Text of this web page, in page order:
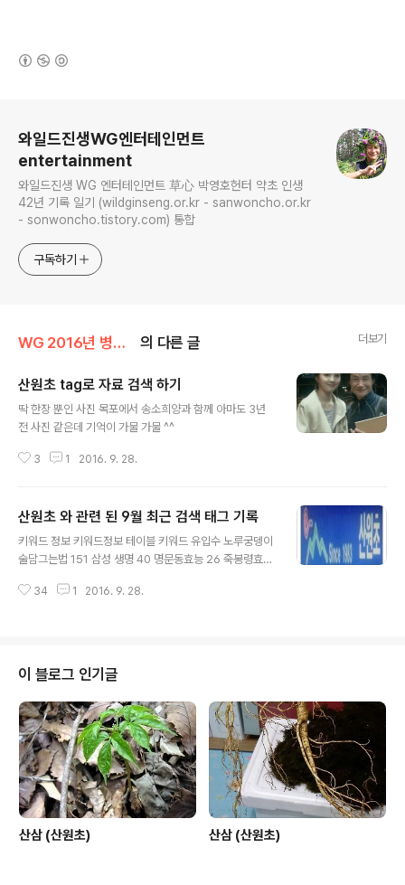
와일드진생WG엔터테인먼트
entertainment
와일드진생 WG 엔터테인먼트 草心 박영호헌터 약초 인생
42년 기록 일기 (wildginseng.or.kr - sanwoncho.or.kr
- sonwoncho.tistory.com) 통합
구독하기
WG 2016년 병신년 기록 의 다른 글 더보기
산원초 tag로 자료 검색 하기
딱 한장 뿐인 사진 목포에서 송소희양과 함께 아마도 3년
전 사진 같은데 기억이 가물 가물 ^^
3 1 2016. 9. 28.
산원초 와 관련 된 9월 최근 검색 태그 기록
키워드 정보 키워드정보 테이블 키워드 유입수 노루궁뎅이
술담그는법 151 삼성 생명 40 명문동효능 26 죽봉령효능
2 망게효능 21 망게의효능 21 망게나무효능 21 죽봉령의
옥고의효능 10 하늘타리담금주효능 10 생생정보 이피디
이름 10 쌍두사 가격 9 산삼공진단가격 9 영지버섯술효능
9 생생정보통 이피디 여자 9 지취효능 8 지취의효능 8 상
황버섯 종류 8 제주진흙상황버섯효능 8 한국beeg 7 버
섯산행 7 홍더덕효능 7 beeg.com 6 죽봉령 6 적하수호
효능 6 다래액..
34 1 2016. 9. 28.
이 블로그 인기글
산삼 (산원초) 산삼 (산원초)